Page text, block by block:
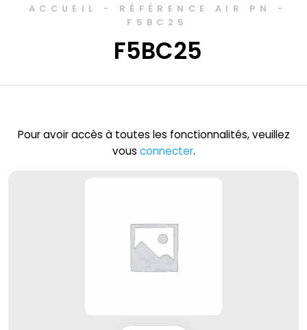
ACCUEIL - RÉFÉRENCE AIR PN
-
F5BC25
F5BC25
Pour avoir accès à toutes les fonctionnalités, veuillez
vous connecter.